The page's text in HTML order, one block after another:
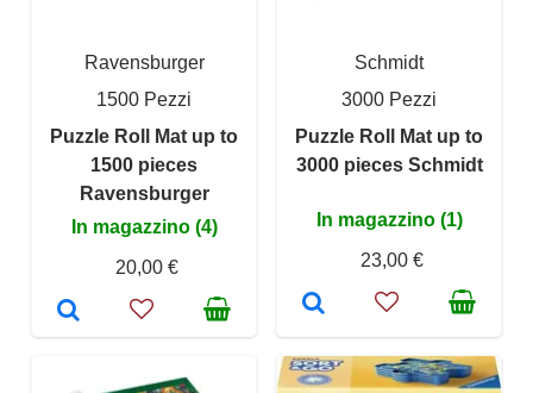
Ravensburger
1500 Pezzi
Puzzle Roll Mat up to
1500 pieces
Ravensburger
In magazzino (4)
20,00 €
Schmidt
3000 Pezzi
Puzzle Roll Mat up to
3000 pieces Schmidt
In magazzino (1)
23,00 €